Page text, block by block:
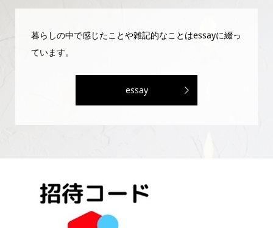
暮らしの中で感じたことや雑記的なことはessayに綴っ
ています。
essay